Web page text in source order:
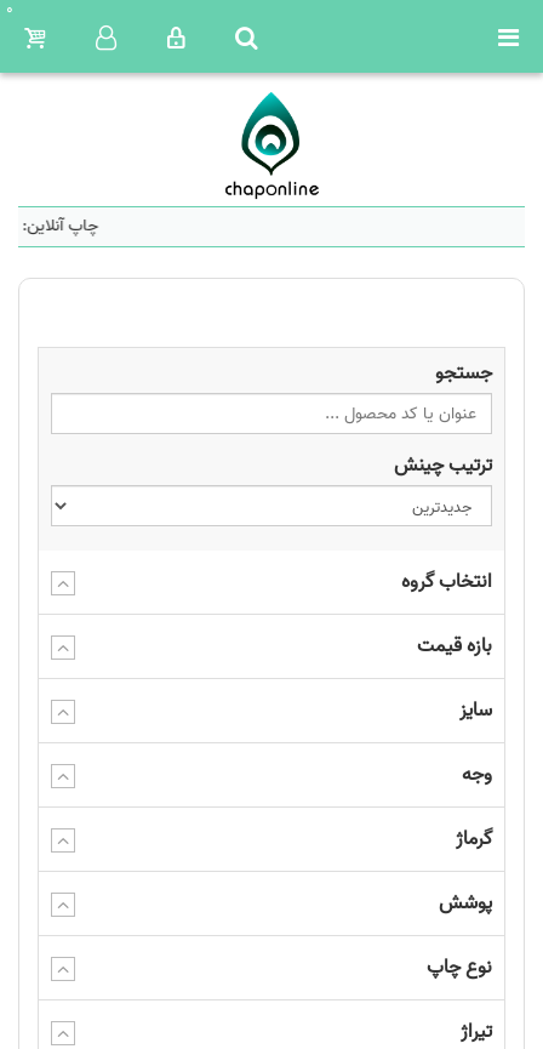
0
چاپ آنلاین:
جستجو
ترتیب چینش
انتخاب گروه
بازه قیمت
سایز
وجه
گرماژ
پوشش
نوع چاپ
تیراژ